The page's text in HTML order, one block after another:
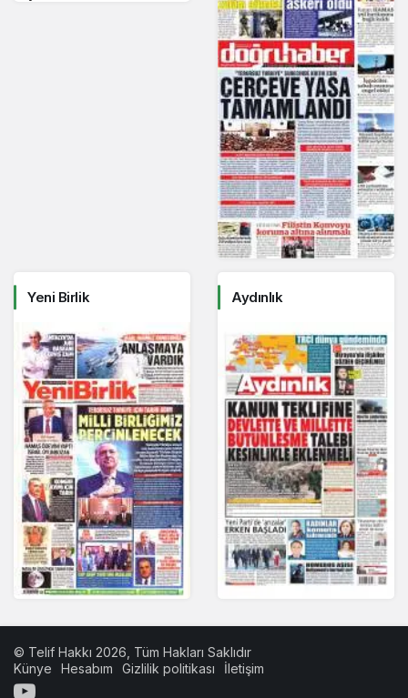
Yeni Birlik Aydınlık
© Telif Hakkı 2026, Tüm Hakları Saklıdır
Künye
Hesabım Gizlilik politikası İletişim